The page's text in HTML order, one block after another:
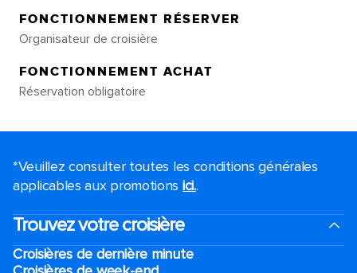
FONCTIONNEMENT RÉSERVER
Organisateur de croisière
FONCTIONNEMENT ACHAT
Réservation obligatoire
*Veuillez consulter toutes les conditions générales
applicables aux promotions ici..
Trouvez votre croisière
Croisières de dernière minute